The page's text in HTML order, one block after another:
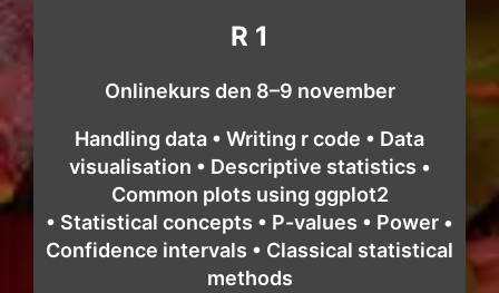
R 1
Onlinekurs den 8–9 november
Handling data • Writing r code • Data
visualisation • Descriptive statistics •
Common plots using ggplot2
• Statistical concepts • P-values • Power •
Confidence intervals • Classical statistical
methods